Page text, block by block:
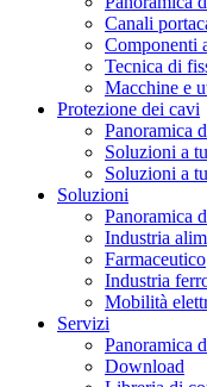
Canali
Componenti
Tecnica di
Macchine e
Protezione dei cavi
Panoramica
Soluzioni a
Soluzioni a
Soluzioni
Panoramica
Industria
Farmaceutico
Industria
Mobilità
Servizi
Panoramica
Download